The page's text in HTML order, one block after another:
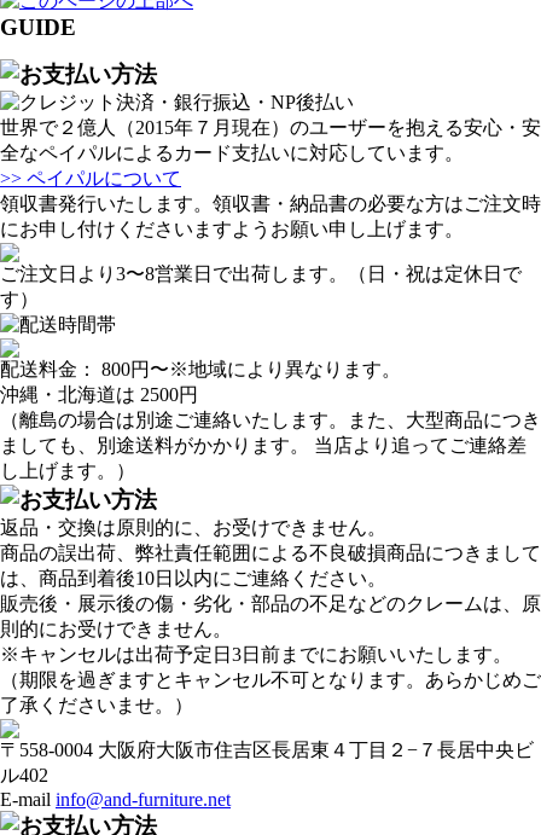
GUIDE
世界で２億人（2015年７月現在）のユーザーを抱える安心・安
全なペイパルによるカード支払いに対応しています。
>> ペイパルについて
領収書発行いたします。領収書・納品書の必要な方はご注文時
にお申し付けくださいますようお願い申し上げます。
ご注文日より3〜8営業日で出荷します。（日・祝は定休日で
す）
配送料金： 800円 〜※地域により異なります。
沖縄・北海道は 2500円
（離島の場合は別途ご連絡いたします。また、大型商品につき
ましても、別途送料がかかります。 当店より追ってご連絡差
し上げます。）
返品・交換は原則的に、お受けできません。
商品の誤出荷、弊社責任範囲による不良破損商品につきまして
は、商品到着後10日以内にご連絡ください。
販売後・展示後の傷・劣化・部品の不足などのクレームは、原
則的にお受けできません。
※キャンセルは出荷予定日3日前までにお願いいたします。
（期限を過ぎますとキャンセル不可となります。あらかじめご
了承くださいませ。）
〒558-0004 大阪府大阪市住吉区長居東４丁目２−７長居中央ビ
ル402
E-mail info@and-furniture.net